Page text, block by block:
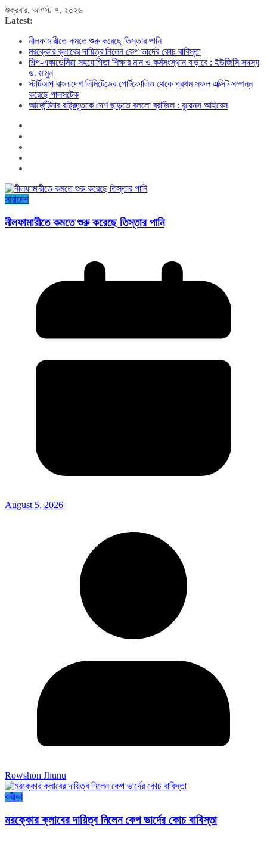
Skip
to
শুক্রবার, আগস্ট ৭, ২০২৬
Latest:
নীলফামারীতে কমতে শুরু করেছে তিস্তার পানি
মরক্কোর ক্লাবের দায়িত্ব নিলেন কেপ ভার্দের কোচ বাবিস্তা
শিল্প-একাডেমিয়া সহযোগিতা শিক্ষার মান ও কর্মসংস্থান বাড়াবে : ইউজিসি সদস্য
ড. মামুন
স্টার্টআপ বাংলাদেশ লিমিটেডের পোর্টফোলিও থেকে প্রথম সফল এক্সিট সম্পন্ন
করেছে পালসটেক
আর্জেন্টিনার রাষ্ট্রদূতকে দেশ ছাড়তে বললো ব্রাজিল : বুয়েনস আইরেস
সারাদেশ
নীলফামারীতে কমতে শুরু করেছে তিস্তার পানি
August 5, 2026
Rowshon Jhunu
ক্রীড়া
মরক্কোর ক্লাবের দায়িত্ব নিলেন কেপ ভার্দের কোচ বাবিস্তা